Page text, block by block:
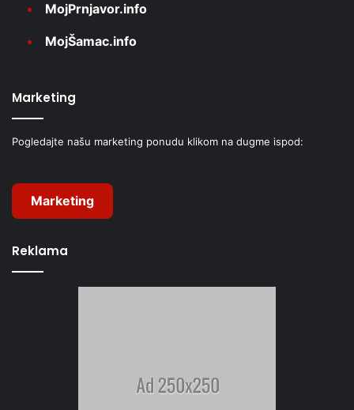
MojPrnjavor.info
MojŠamac.info
Marketing
Pogledajte našu marketing ponudu klikom na dugme ispod:
Marketing
Reklama